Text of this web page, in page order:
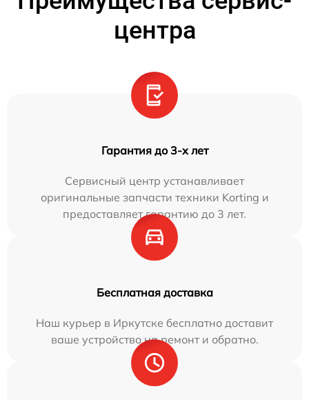
центра
Гарантия до 3-х лет
Сервисный центр устанавливает
оригинальные запчасти техники Korting и
предоставляет гарантию до 3 лет.
Бесплатная доставка
Наш курьер в Иркутске бесплатно доставит
ваше устройство на ремонт и обратно.